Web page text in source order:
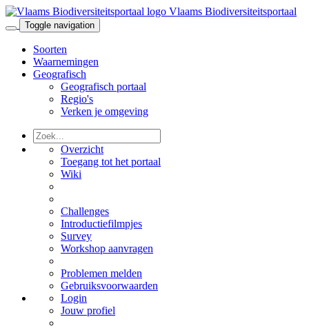
Vlaams Biodiversiteitsportaal
Toggle navigation
Soorten
Waarnemingen
Geografisch
Geografisch portaal
Regio's
Verken je omgeving
Overzicht
Toegang tot het portaal
Wiki
Challenges
Introductiefilmpjes
Survey
Workshop aanvragen
Problemen melden
Gebruiksvoorwaarden
Login
Jouw profiel